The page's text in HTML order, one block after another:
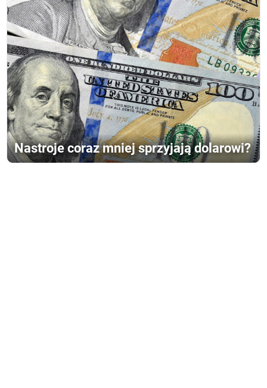
Nastroje coraz mniej sprzyjają dolarowi?